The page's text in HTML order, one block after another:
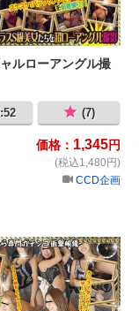
ルローアングル撮
(7)
価格： 1,345円
(税込1,480円)
CCD企画
ローアングル撮り 68キ